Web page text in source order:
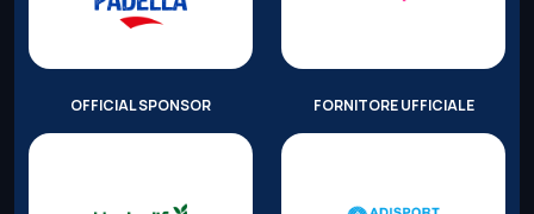
OFFICIAL SPONSOR FORNITORE UFFICIALE